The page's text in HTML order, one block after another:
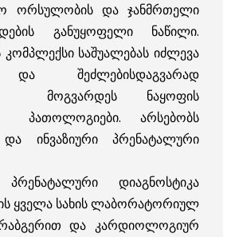
ორსულობის და ჯანმრთელი
განუყოფელი ნაწილი.
კომპლექსი საშუალებას იძლევა
და შეძლებისდაგვარად
მოგვარდეს ნაყოფის
პათოლოგიები. არსებობს
და ინვაზიური პრენატალური
პრენატალური დიაგნოსტიკა
ყველა სახის ლაბორატორიულ
და კარდიოლოგიურ